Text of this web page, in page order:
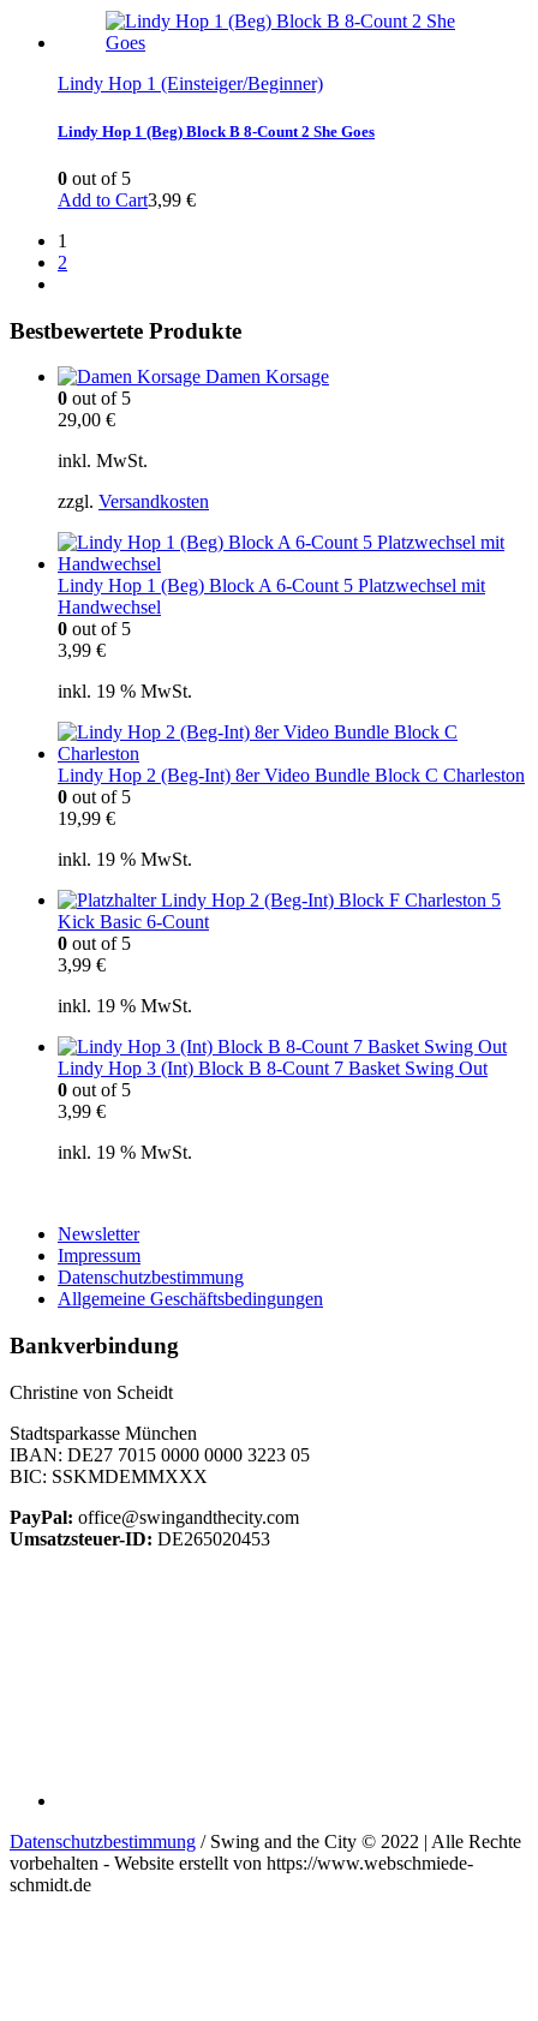
Lindy Hop 1 (Einsteiger/Beginner)
Lindy Hop 1 (Beg) Block B 8-Count 2 She Goes
0 out of 5
Add to Cart3,99 €
1
2
Bestbewertete Produkte
Damen Korsage
0 out of 5
29,00 €
inkl. MwSt.
zzgl. Versandkosten
Lindy Hop 1 (Beg) Block A 6-Count 5 Platzwechsel mit
Handwechsel
0 out of 5
3,99 €
inkl. 19 % MwSt.
Lindy Hop 2 (Beg-Int) 8er Video Bundle Block C Charleston
0 out of 5
19,99 €
inkl. 19 % MwSt.
Lindy Hop 2 (Beg-Int) Block F Charleston 5
Kick Basic 6-Count
0 out of 5
3,99 €
inkl. 19 % MwSt.
Lindy Hop 3 (Int) Block B 8-Count 7 Basket Swing Out
0 out of 5
3,99 €
inkl. 19 % MwSt.
Newsletter
Impressum
Datenschutzbestimmung
Allgemeine Geschäftsbedingungen
Bankverbindung
Christine von Scheidt
Stadtsparkasse München
IBAN: DE27 7015 0000 0000 3223 05
BIC: SSKMDEMMXXX
PayPal: office@swingandthecity.com
Umsatzsteuer-ID: DE265020453
Datenschutzbestimmung / Swing and the City © 2022 | Alle Rechte
vorbehalten - Website erstellt von https://www.webschmiede-
schmidt.de